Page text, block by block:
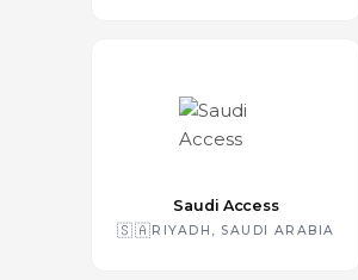
Saudi Access
🇸🇦RIYADH, SAUDI ARABIA